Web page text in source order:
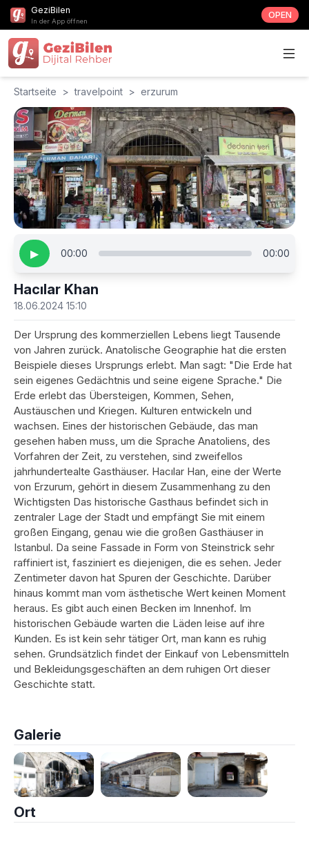
GeziBilen
In der App öffnen
OPEN
Startseite > travelpoint > erzurum
▶ 00:00 00:00
Hacılar Khan
18.06.2024 15:10
Der Ursprung des kommerziellen Lebens liegt Tausende
von Jahren zurück. Anatolische Geographie hat die ersten
Beispiele dieses Ursprungs erlebt. Man sagt: "Die Erde hat
sein eigenes Gedächtnis und seine eigene Sprache." Die
Erde erlebt das Übersteigen, Kommen, Sehen,
Austäuschen und Kriegen. Kulturen entwickeln und
wachsen. Eines der historischen Gebäude, das man
gesehen haben muss, um die Sprache Anatoliens, des
Vorfahren der Zeit, zu verstehen, sind zweifellos
jahrhundertealte Gasthäuser. Hacılar Han, eine der Werte
von Erzurum, gehört in diesem Zusammenhang zu den
Wichtigsten Das historische Gasthaus befindet sich in
zentraler Lage der Stadt und empfängt Sie mit einem
großen Eingang, genau wie die großen Gasthäuser in
Istanbul. Da seine Fassade in Form von Steinstrick sehr
raffiniert ist, fasziniert es diejenigen, die es sehen. Jeder
Zentimeter davon hat Spuren der Geschichte. Darüber
hinaus kommt man vom ästhetische Wert keinen Moment
heraus. Es gibt auch einen Becken im Innenhof. Im
historischen Gebäude warten die Läden leise auf ihre
Kunden. Es ist kein sehr tätiger Ort, man kann es ruhig
sehen. Grundsätzlich findet der Einkauf von Lebensmitteln
und Bekleidungsgeschäften an dem ruhigen Ort dieser
Geschichte statt.
Galerie
Ort